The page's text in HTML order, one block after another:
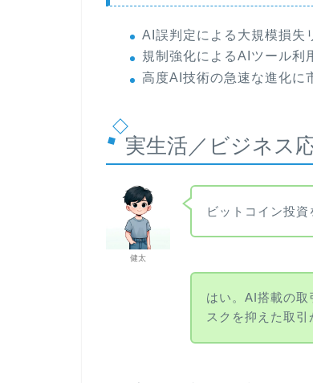
AI誤判定による大規模損失
規制強化によるAIツール利
高度AI技術の急速な進化に
実生活／ビジネス
健太
ビットコイン投
はい。AI搭載の取
スクを抑えた取引